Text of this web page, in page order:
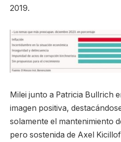
2019.
Milei junto a Patricia Bullrich
imagen positiva,
solamente el mantenimiento
pero sostenida de Axel